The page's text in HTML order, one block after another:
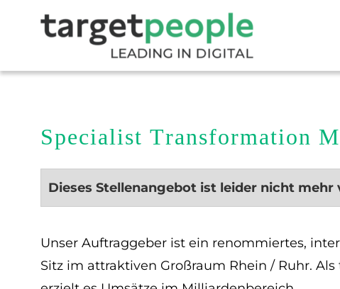
Specialist Transformation
Dieses Stellenangebot ist leider nicht mehr
Unser Auftraggeber ist ein renommiertes,
Sitz im attraktiven Großraum Rhein / Ruhr.